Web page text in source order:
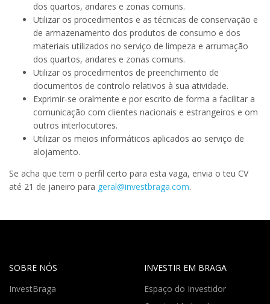
dos quartos, andares e zonas comuns.
Utilizar os procedimentos e as técnicas de conservação e
de armazenamento dos produtos de consumo e dos
materiais utilizados no serviço de limpeza e arrumação
dos quartos, andares e zonas comuns.
Utilizar os procedimentos de preenchimento de
documentos de controlo relativos à sua atividade.
Exprimir-se oralmente e por escrito de forma a facilitar a
comunicação com clientes nacionais e estrangeiros e om
outros interlocutores.
Utilizar os meios informáticos aplicados ao serviço de
alojamento.
Se acha que tem o perfil certo para esta vaga, envia o teu CV
até 21 de janeiro para geral@investbraga.com.
SOBRE NÓS
InvestBraga
INVESTIR EM BRAGA
Espaço do Investidor